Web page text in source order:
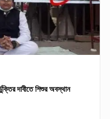
দাবীতে শিশুর অবস্থান